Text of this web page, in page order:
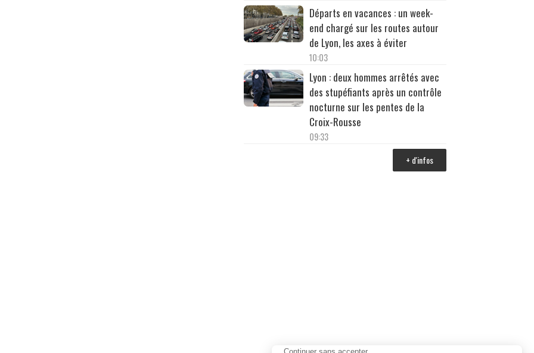
Départs en vacances : un week-
end chargé sur les routes autour
de Lyon, les axes à éviter
10:03
Lyon : deux hommes arrêtés avec
des stupéfiants après un contrôle
nocturne sur les pentes de la
Croix-Rousse
09:33
+ d'infos